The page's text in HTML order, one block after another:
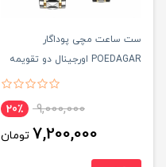
ست ساعت مچی پوداگار
POEDAGAR اورجينال دو تقويمه
صفحه آبی نسخه اروپايی
9,000,000 20٪
7,200,000 تومان